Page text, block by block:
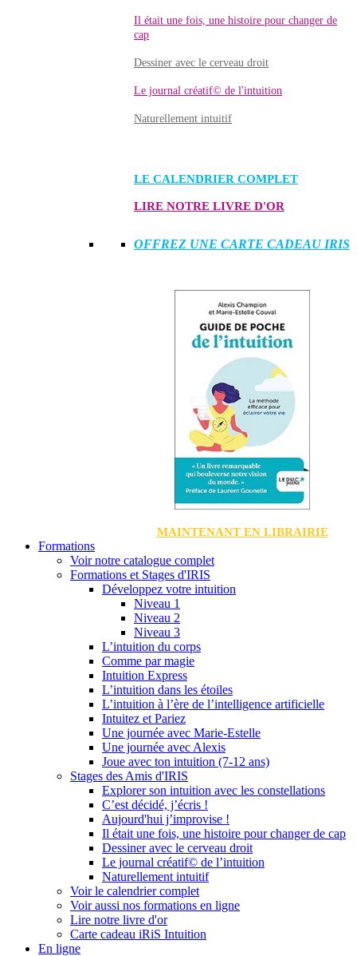
Il était une fois, une histoire pour changer de
cap
Dessiner avec le cerveau droit
Le journal créatif© de l'intuition
Naturellement intuitif
LE CALENDRIER COMPLET
LIRE NOTRE LIVRE D'OR
OFFREZ UNE CARTE CADEAU IRIS
MAINTENANT EN LIBRAIRIE
Formations
Voir notre catalogue complet
Formations et Stages d'IRIS
Développez votre intuition
Niveau 1
Niveau 2
Niveau 3
L’intuition du corps
Comme par magie
Intuition Express
L’intuition dans les étoiles
L’intuition à l’ère de l’intelligence artificielle
Intuitez et Pariez
Une journée avec Marie-Estelle
Une journée avec Alexis
Joue avec ton intuition (7-12 ans)
Stages des Amis d'IRIS
Explorer son intuition avec les constellations
C’est décidé, j’écris !
Aujourd'hui j’improvise !
Il était une fois, une histoire pour changer de cap
Dessiner avec le cerveau droit
Le journal créatif© de l’intuition
Naturellement intuitif
Voir le calendrier complet
Voir aussi nos formations en ligne
Lire notre livre d'or
Carte cadeau iRiS Intuition
En ligne